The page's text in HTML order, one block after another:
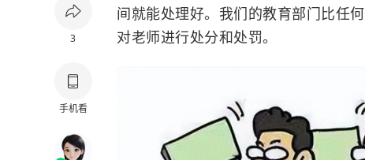
3
手机看
间就能处理好。我们的教育部门比任
对老师进行处分和处罚。